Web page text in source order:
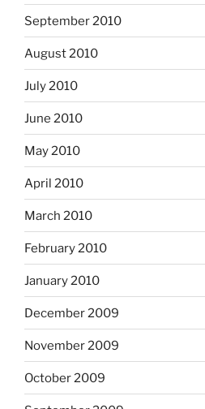
September 2010
August 2010
July 2010
June 2010
May 2010
April 2010
March 2010
February 2010
January 2010
December 2009
November 2009
October 2009